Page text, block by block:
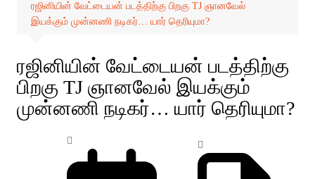
ரஜினியின் வேட்டையன் படத்திற்கு பிறகு TJ ஞானவேல்
இயக்கும் முன்னணி நடிகர்… யார் தெரியுமா?
ரஜினியின் வேட்டையன் படத்திற்கு
பிறகு TJ ஞானவேல் இயக்கும்
முன்னணி நடிகர்… யார் தெரியுமா?